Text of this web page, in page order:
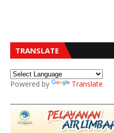
TRANSLATE
Powered by Translate